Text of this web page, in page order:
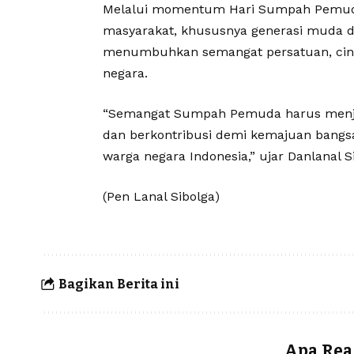
Melalui momentum Hari Sumpah
masyarakat, khususnya generasi muda
menumbuhkan semangat persatuan,
negara.
“Semangat Sumpah Pemuda harus
dan berkontribusi demi kemajuan
warga negara Indonesia,” ujar Danlanal
(Pen Lanal Sibolga)
Bagikan Berita ini